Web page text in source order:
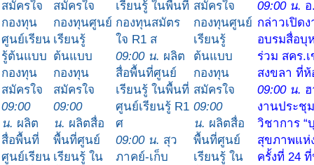
สมัครใจ
กองทุน
ศูนย์เรียน
รู้ต้นแบบ
กองทุน
สมัครใจ
09:00
น. ผลิต
สื่อพื้นที่
ศูนย์เรียน
สมัครใจ
กองทุนศูนย์
เรียนรู้
ต้นแบบ
กองทุน
สมัครใจ
09:00
น. ผลิตสื่อ
พื้นที่ศูนย์
เรียนรู้ ใน
เรียนรู้ ในพื้นที่
กองทุนสมัตร
ใจ R1 ส
09:00 น. ผลิต
สื่อพื้นที่ศูนย์
เรียนรู้ ในพื้นที่
ศูนย์เรียนรู้ R1
ศ
09:00 น. สุว
ภาคย์-เก็บ
สมัครใจ
กองทุนศูนย์
เรียนรู้
ต้นแบบ
กองทุน
สมัครใจ
09:00
น. ผลิตสื่อ
พื้นที่ศูนย์
เรียนรู้ ใน
09:00 น.
กล่าวเปิด
อบรมสื่อบุ
ร่วม สคร.
สงขลา ที่ห้
09:00 น.
งานประชุม
วิชาการ “
สุขภาพแห่
ครั้งที่ 24